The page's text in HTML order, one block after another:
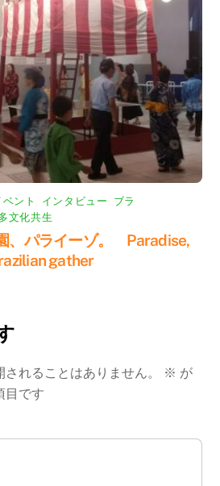
ベント インタビュー
ブラ
文化共生
、パライーゾ。 Paradise,
gather
れることはありません。 ※ が
目です